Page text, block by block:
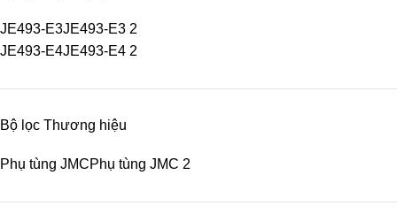
JE493-E3JE493-E3 2
JE493-E4JE493-E4 2
Bộ lọc Thương hiệu
Phụ tùng JMCPhụ tùng JMC 2